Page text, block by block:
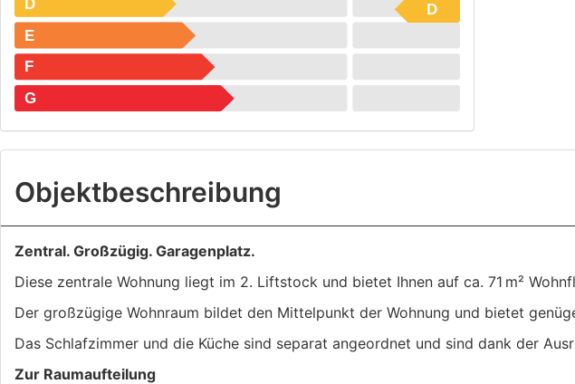
E
F
G
D
Objekt­beschreibung
Zentral. Großzügig. Garagenplatz.
Diese zentrale Wohnung liegt im 2. Liftstock und bietet Ihnen auf ca. 71 m²
Der großzügige Wohnraum bildet den Mittelpunkt der Wohnung und bietet
Das Schlafzimmer und die Küche sind separat angeordnet und sind dank der
Zur Raumaufteilung